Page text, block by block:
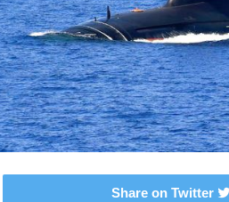
Share on Twitter